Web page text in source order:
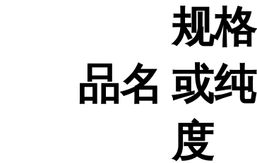
品名
规格
或纯
度